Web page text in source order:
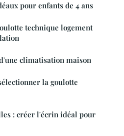
pour enfants de 4 ans
technique logement
climatisation maison
la goulotte
: créer l'écrin idéal pour